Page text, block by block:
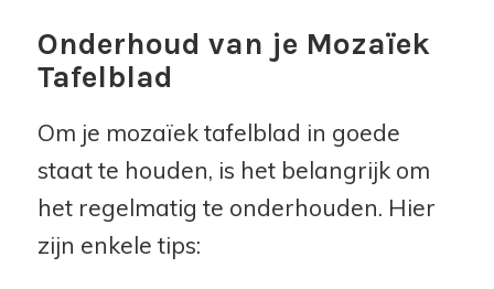
Onderhoud van je Mozaïek
Tafelblad
Om je mozaïek tafelblad in goede
staat te houden, is het belangrijk om
het regelmatig te onderhouden. Hier
zijn enkele tips: